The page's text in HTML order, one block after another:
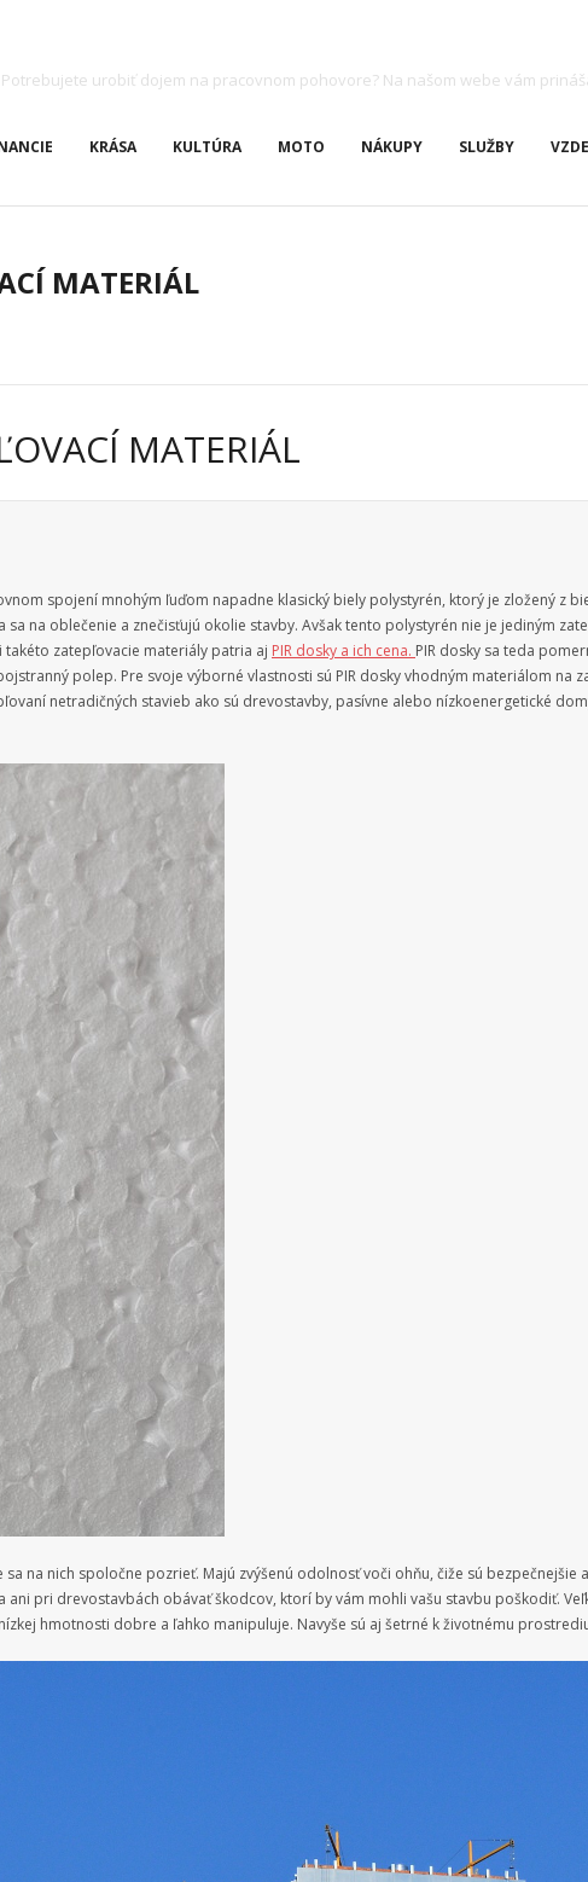
urobiť dojem na pracovnom pohovore? Na našom webe vám
KRÁSA KULTÚRA MOTO NÁKUPY SLUŽBY
MATERIÁL
MATERIÁL
spojení mnohým ľuďom napadne klasický biely polystyrén, ktorý je zložený z
sa na oblečenie a znečisťujú okolie stavby. Avšak tento polystyrén nie je jediným
zatepľovacie materiály patria aj PIR dosky a ich cena. PIR dosky sa teda
polep. Pre svoje výborné vlastnosti sú PIR dosky vhodným materiálom na
netradičných stavieb ako sú drevostavby, pasívne alebo nízkoenergetické
sa na nich spoločne pozrieť. Majú zvýšenú odolnosť voči ohňu, čiže sú
pri drevostavbách obávať škodcov, ktorí by vám mohli vašu stavbu poškodiť.
hmotnosti dobre a ľahko manipuluje. Navyše sú aj šetrné k životnému